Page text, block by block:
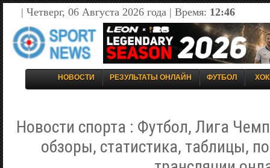
| Четверг, 06 Августа 2026 года | Время: 12:46
НОВОСТИ РЕЗУЛЬТАТЫ ОНЛАЙН ФУТБОЛ
Новости спорта : Футбол, Лига
обзоры, статистика, таблицы,